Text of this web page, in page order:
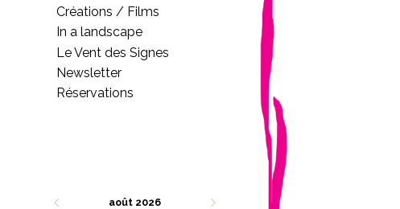
Créations / Films
In a landscape
Le Vent des Signes
Newsletter
Réservations
août 2026